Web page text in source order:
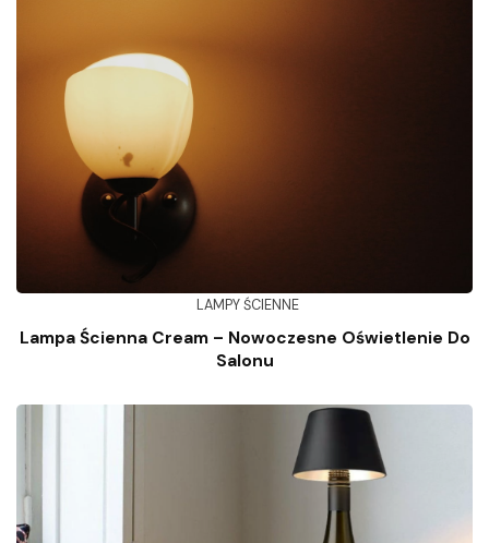
LAMPY ŚCIENNE
Lampa Ścienna Cream – Nowoczesne Oświetlenie Do
Salonu